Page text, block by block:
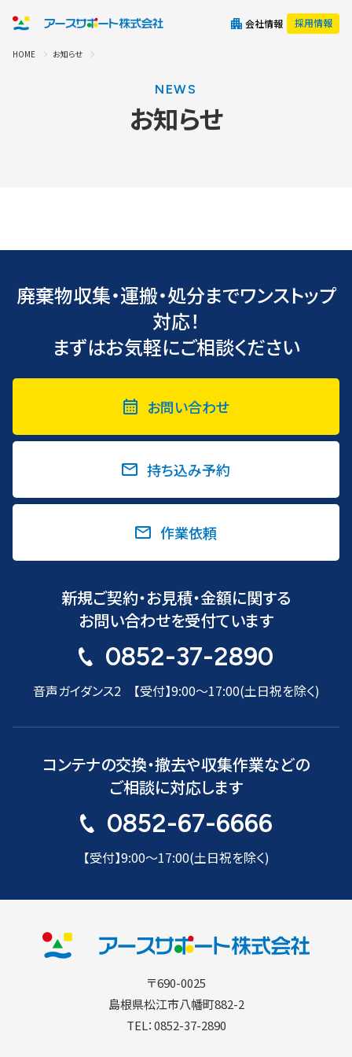
会社情報 採用情報
HOME お知らせ
お知らせ
NEWS
廃棄物収集・運搬・処分までワンストップ
対応！
まずはお気軽にご相談ください
お問い合わせ
持ち込み予約
作業依頼
新規ご契約・お見積・金額に関する
お問い合わせを受付ています
0852-37-2890
音声ガイダンス2 【受付】9:00〜17:00(土日祝を除く)
コンテナの交換・撤去や収集作業などの
ご相談に対応します
0852-67-6666
【受付】9:00〜17:00(土日祝を除く)
〒690-0025
島根県松江市八幡町882-2
TEL：0852-37-2890